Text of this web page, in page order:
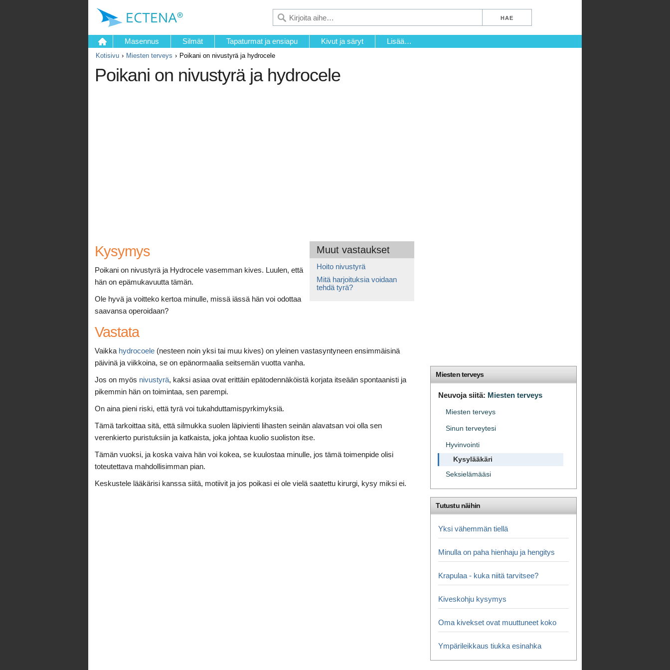
Masennus Silmät Tapaturmat ja ensiapu Kivut ja säryt Lisää…
Kotisivu Miesten terveys Poikani on nivustyrä ja hydrocele
Poikani on nivustyrä ja hydrocele
Muut vastaukset
Hoito nivustyrä
Mitä harjoituksia voidaan
tehdä tyrä?
Kysymys
Poikani on nivustyrä ja Hydrocele vasemman kives. Luulen, että
hän on epämukavuutta tämän.
Ole hyvä ja voitteko kertoa minulle, missä iässä hän voi odottaa
saavansa operoidaan?
Vastata
Vaikka hydrocoele (nesteen noin yksi tai muu kives) on yleinen vastasyntyneen ensimmäisinä
päivinä ja viikkoina, se on epänormaalia seitsemän vuotta vanha.
Jos on myös nivustyrä, kaksi asiaa ovat erittäin epätodennäköistä korjata itseään spontaanisti ja
pikemmin hän on toimintaa, sen parempi.
On aina pieni riski, että tyrä voi tukahduttamispyrkimyksiä.
Tämä tarkoittaa sitä, että silmukka suolen läpivienti lihasten seinän alavatsan voi olla sen
verenkierto puristuksiin ja katkaista, joka johtaa kuolio suoliston itse.
Tämän vuoksi, ja koska vaiva hän voi kokea, se kuulostaa minulle, jos tämä toimenpide olisi
toteutettava mahdollisimman pian.
Keskustele lääkärisi kanssa siitä, motiivit ja jos poikasi ei ole vielä saatettu kirurgi, kysy miksi ei.
Miesten terveys
Neuvoja siitä: Miesten terveys
Miesten terveys
Sinun terveytesi
Hyvinvointi
Kysylääkäri
Seksielämääsi
Tutustu näihin
Yksi vähemmän tiellä
Minulla on paha hienhaju ja hengitys
Krapulaa - kuka niitä tarvitsee?
Kiveskohju kysymys
Oma kivekset ovat muuttuneet koko
Ympärileikkaus tiukka esinahka